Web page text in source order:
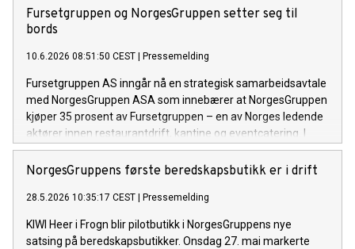
Fursetgruppen og NorgesGruppen setter seg til
bords
10.6.2026 08:51:50 CEST Pressemelding
Fursetgruppen AS inngår nå en strategisk samarbeidsavtale
med NorgesGruppen ASA som innebærer at NorgesGruppen
kjøper 35 prosent av Fursetgruppen – en av Norges ledende
aktører innen restaurantdrift, kantine og eventcatering. I
tillegg etablerer de to partene et nytt selskap med lik
eierandel, som skal brukes til felles fremtidig satsing innen
NorgesGruppens første beredskapsbutikk er i drift
28.5.2026 10:35:17 CEST Pressemelding
KIWI Heer i Frogn blir pilotbutikk i NorgesGruppens nye
satsing på beredskapsbutikker. Onsdag 27. mai markerte